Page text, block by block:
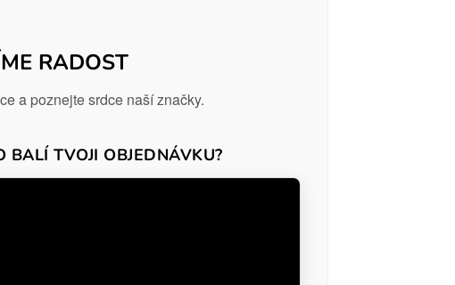
RADOST
a poznejte srdce naší značky.
BALÍ TVOJI OBJEDNÁVKU?